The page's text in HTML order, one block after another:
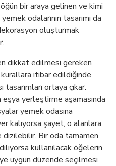
bir araya gelinen ve kimi
odalarının tasarımı da
oluşturmak
dikkat edilmesi gereken
itibar edildiğinde
ortaya çıkar.
yerleştirme aşamasında
yemek odasına
kalıyorsa şayet, o alanlara
Bir oda tamamen
kullanılacak öğelerin
uygun düzende seçilmesi